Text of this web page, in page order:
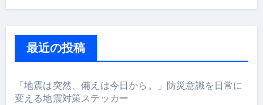
最近の投稿
「地震は突然、備えは今日から。」防災意識を日常に
変える地震対策ステッカー